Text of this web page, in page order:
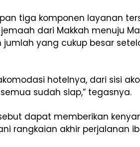
tiga komponen layanan
dari Makkah menuju
yang cukup besar
hotelnya, dari sisi
sudah siap,” tegasnya.
dapat memberikan
rangkaian akhir perjalanan